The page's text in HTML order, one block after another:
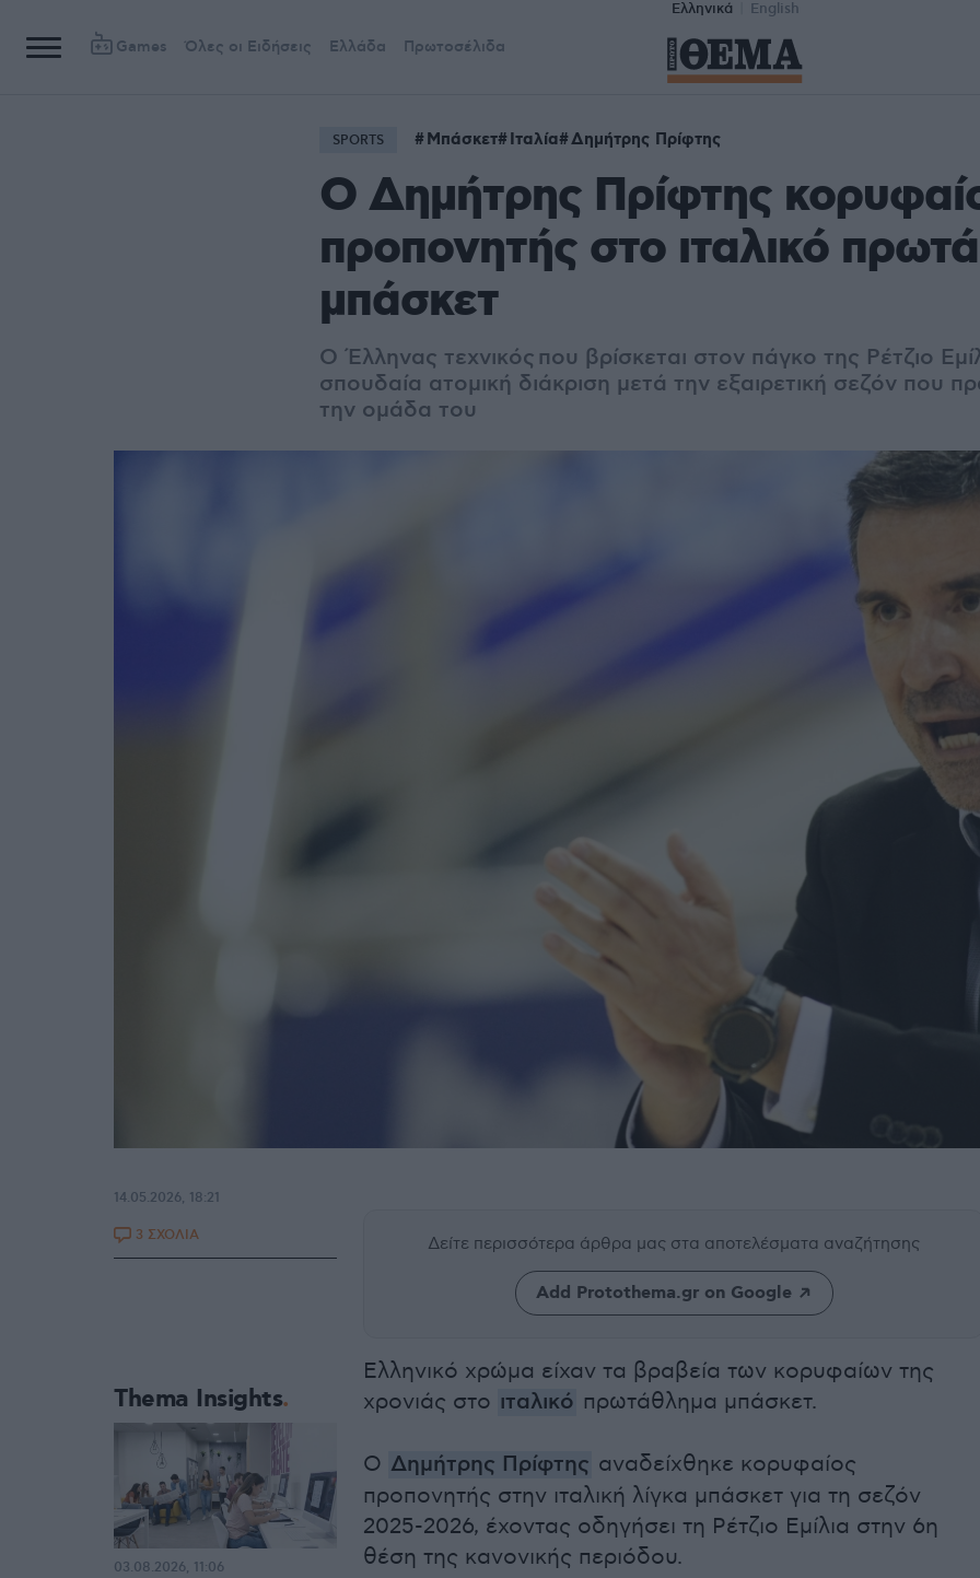
Ελληνικά English
Games Όλες οι Ειδήσεις Ελλάδα Πρωτοσέλιδα
SPORTS Μπάσκετ Ιταλία Δημήτρης Πρίφτης
Ο Δημήτρης Πρίφτης
προπονητής στο ιταλικό
μπάσκετ
Ο Έλληνας τεχνικός που βρίσκεται στον πάγκο της Ρέτζιο
σπουδαία ατομική διάκριση μετά την εξαιρετική σεζόν που
την ομάδα του
Δείτε περισσότερα άρθρα μας στα αποτελέσματα αναζήτησης
Add Protothema.gr on Google
Ελληνικό χρώμα είχαν τα βραβεία των κορυφαίων της
χρονιάς στο ιταλικό πρωτάθλημα μπάσκετ.
Ο Δημήτρης Πρίφτης αναδείχθηκε κορυφαίος
προπονητής στην ιταλική λίγκα μπάσκετ για τη σεζόν
2025-2026, έχοντας οδηγήσει τη Ρέτζιο Εμίλια στην 6η
θέση της κανονικής περιόδου.
14.05.2026, 18:21
3 ΣΧΟΛΙΑ
Thema Insights
03.08.2026, 11:06